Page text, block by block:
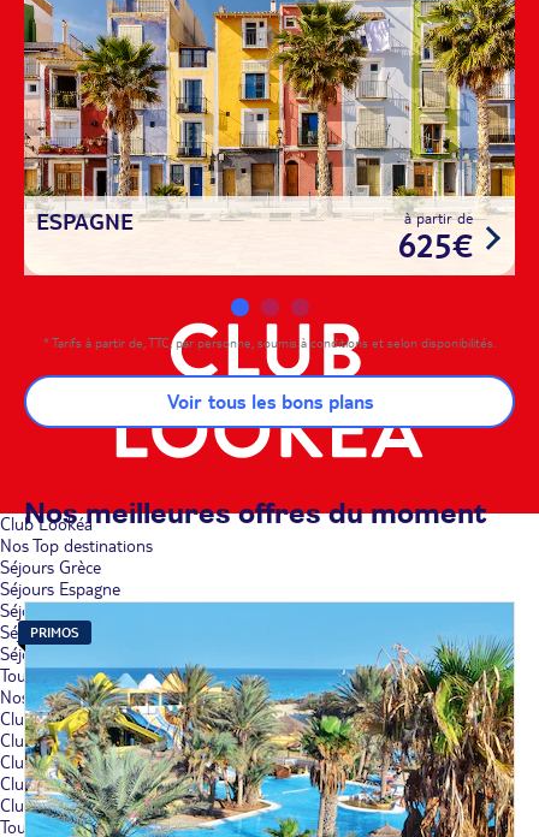
Club Lookéa
Nos Top destinations
Séjours Grèce
Séjours Espagne
Séjours Tunisie
Séjours Italie
Séjours Portugal
Toutes nos destinations
Nos Best-sellers
Club Lookéa Rethymno Mare
Club Lookéa Sporting Sardinia
Club Lookéa Roda Beach
Club Lookéa Palmeiras Village
Club Lookéa Alua Village
Tous nos Best-sellers
ESPAGNE à partir de
625€
* Tarifs à partir de, TTC, par personne, soumis à conditions et selon disponibilités.
Voir tous les bons plans
Nos meilleures offres du moment
PRIMOS